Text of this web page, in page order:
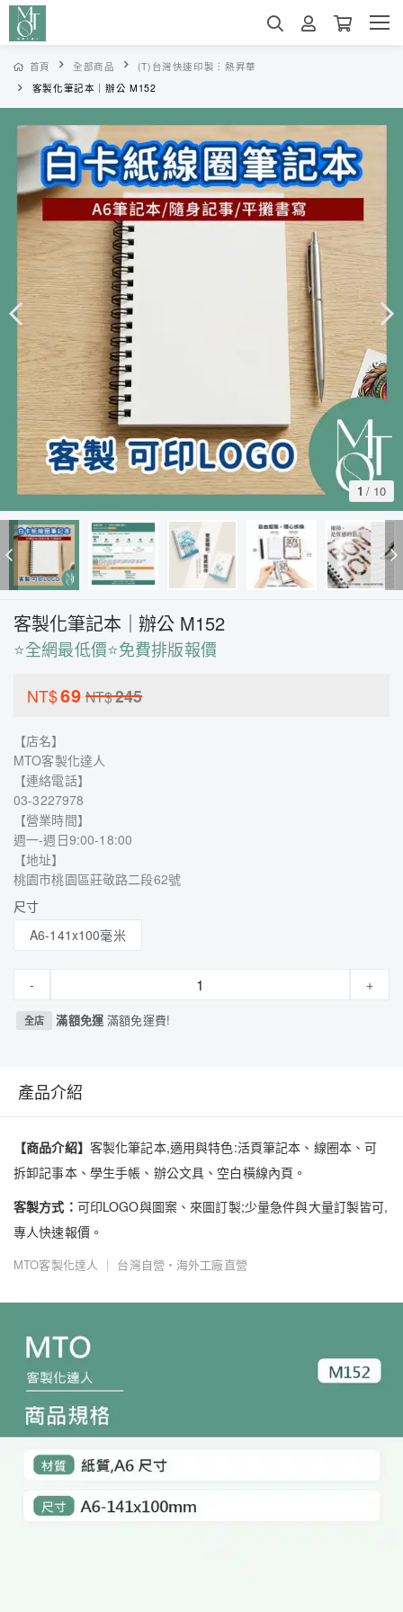
首頁 全部商品
(T)台灣快速印製︙熱昇華
客製化筆記本｜辦公 M152
1 / 10
客製化筆記本｜辦公 M152
⭐全網最低價⭐免費排版報價
NT$69 NT$245
【店名】
MTO客製化達人
【連絡電話】
03-3227978
【營業時間】
週一-週日9:00-18:00
【地址】
桃園市桃園區莊敬路二段62號
尺寸
A6-141x100毫米
- +
全店 滿額免運滿額免運費!
產品介紹
【商品介紹】 客製化筆記本,適用與特色:活頁筆記本、線圈本、可
拆卸記事本、學生手帳、辦公文具、空白橫線內頁。
客製方式： 可印LOGO與圖案、來圖訂製;少量急件與大量訂製皆可,
專人快速報價。
MTO客製化達人 ｜ 台灣自營・海外工廠直營